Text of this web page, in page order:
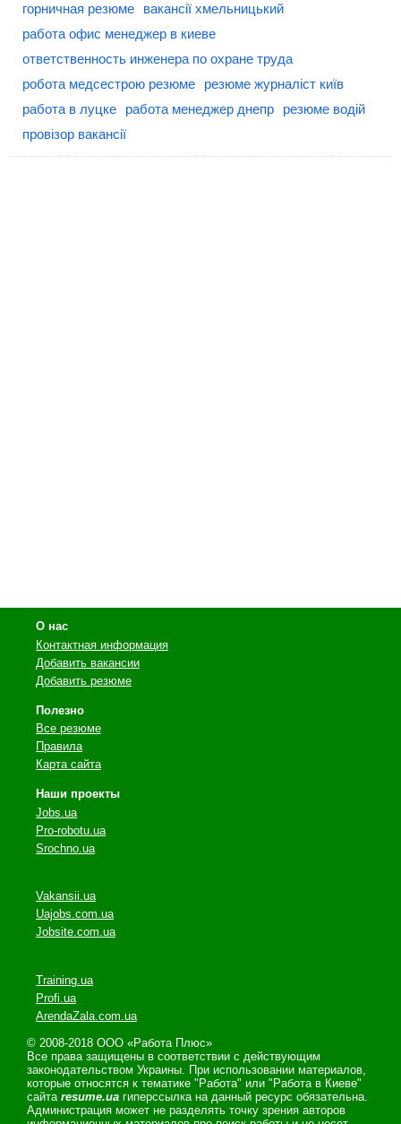
горничная резюме
вакансії хмельницький
работа офис менеджер в киеве
ответственность инженера по охране труда
робота медсестрою резюме
резюме журналіст київ
работа в луцке
работа менеджер днепр
резюме водій
провізор вакансії
О нас
Контактная информация
Добавить вакансии
Добавить резюме
Полезно
Все резюме
Правила
Карта сайта
Наши проекты
Jobs.ua
Pro-robotu.ua
Srochno.ua
Vakansii.ua
Uajobs.com.ua
Jobsite.com.ua
Training.ua
Profi.ua
ArendaZala.com.ua
© 2008-2018 ООО «Работа Плюс»
Все права защищены в соответствии с действующим
законодательством Украины. При использовании материалов,
которые относятся к тематике "Работа" или "Работа в Киеве"
сайта resume.ua гиперссылка на данный ресурс обязательна.
Администрация может не разделять точку зрения авторов